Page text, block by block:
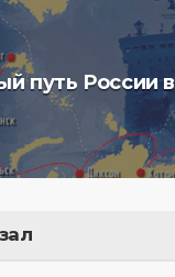
путь России